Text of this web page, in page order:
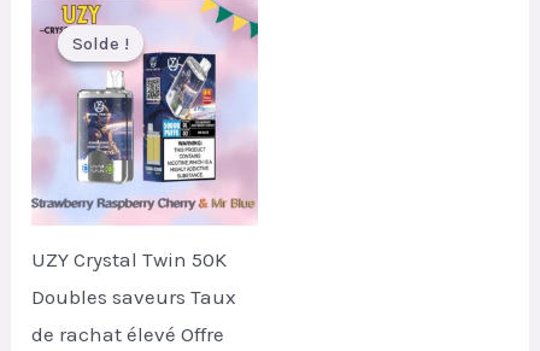
Solde !
Solde !
UZY Crystal Twin 50K
Doubles saveurs Taux
de rachat élevé Offre